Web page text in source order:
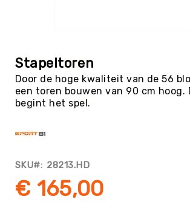
Basketbal
Beachvolleybal
Boksen
Cricket
het
begin
van
de
afbeeldingen-
Stapeltoren
Door de hoge kwaliteit van de 56
een toren bouwen van 90 cm hoog.
begint het spel.
SKU 28213.HD
€ 165,00